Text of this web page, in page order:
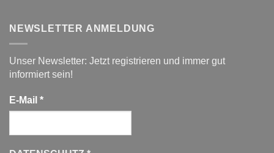
NEWSLETTER ANMELDUNG
Unser Newsletter: Jetzt registrieren und immer gut
informiert sein!
E-Mail *